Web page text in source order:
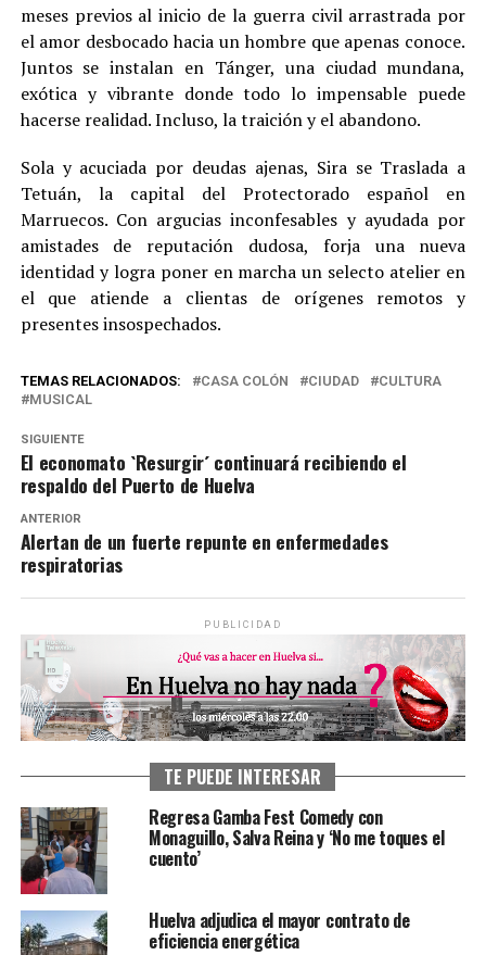
meses previos al inicio de la guerra civil arrastrada por
el amor desbocado hacia un hombre que apenas conoce.
Juntos se instalan en Tánger, una ciudad mundana,
exótica y vibrante donde todo lo impensable puede
hacerse realidad. Incluso, la traición y el abandono.
Sola y acuciada por deudas ajenas, Sira se Traslada a
Tetuán, la capital del Protectorado español en
Marruecos. Con argucias inconfesables y ayudada por
amistades de reputación dudosa, forja una nueva
identidad y logra poner en marcha un selecto atelier en
el que atiende a clientas de orígenes remotos y
presentes insospechados.
TEMAS RELACIONADOS: CASA COLÓN CIUDAD
CULTURA
MUSICAL
SIGUIENTE
El economato `Resurgir´ continuará recibiendo el
respaldo del Puerto de Huelva
ANTERIOR
Alertan de un fuerte repunte en enfermedades
respiratorias
PUBLICIDAD
TE PUEDE INTERESAR
Regresa Gamba Fest Comedy con
Monaguillo, Salva Reina y ‘No me toques el
cuento’
Huelva adjudica el mayor contrato de
eficiencia energética